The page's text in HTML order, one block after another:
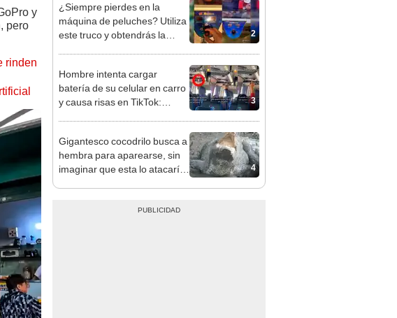
y
pero
rinden
2
¿Siempre pierdes en la
máquina de peluches? Utiliza
este truco y obtendrás la
3
Hombre intenta cargar
batería de su celular en carro
y causa risas en TikTok:
4
Gigantesco cocodrilo busca a
hembra para aparearse, sin
imaginar que esta lo atacaría